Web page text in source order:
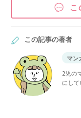
この記事の著者
マン
2児の
にして